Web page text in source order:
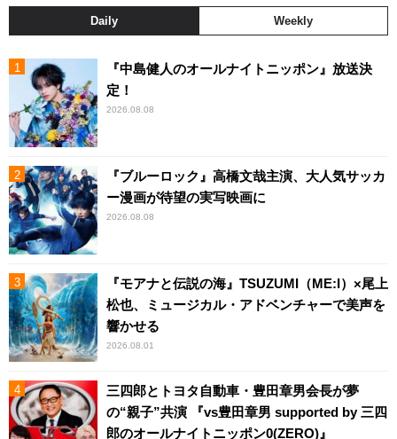
Daily Weekly
『中島健人のオールナイトニッポン』放送決
定！
2026.08.08
『ブルーロック』高橋文哉主演、大人気サッカ
ー漫画が待望の実写映画に
2026.08.08
『モアナと伝説の海』TSUZUMI（ME:I）×尾上
松也、ミュージカル・アドベンチャーで美声を
響かせる
2026.08.01
三四郎とトヨタ自動車・豊田章男会長が夢
の“親子”共演 『vs豊田章男 supported by 三四
郎のオールナイトニッポン0(ZERO)』